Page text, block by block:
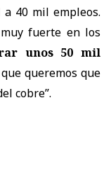
40 mil empleos.
fuerte en los
unos 50 mil
queremos que
cobre”.